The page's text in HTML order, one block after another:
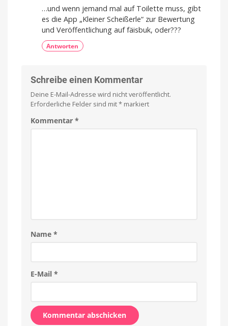
…und wenn jemand mal auf Toilette muss, gibt
es die App „Kleiner Scheißerle“ zur Bewertung
und Veröffentlichung auf fäisbuk, oder???
Antworten
Schreibe einen Kommentar
Deine E-Mail-Adresse wird nicht veröffentlicht.
Erforderliche Felder sind mit* markiert
Kommentar *
Name *
E-Mail *